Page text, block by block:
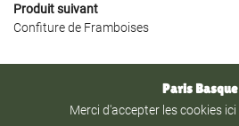
Produit suivant
Confiture de Framboises
Paris Basque
Merci d'accepter les cookies ici